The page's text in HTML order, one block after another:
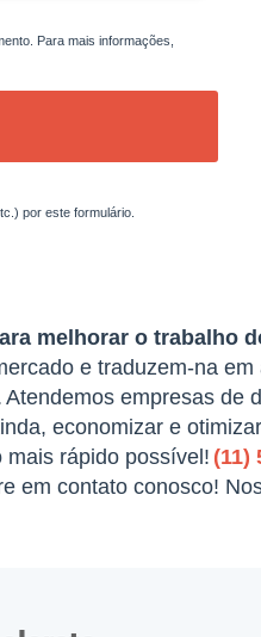
Para mais informações,
por este formulário.
melhorar o trabalho
e traduzem-na
Atendemos empresas de
economizar e
mais rápido possível! (11)
em contato conosco!